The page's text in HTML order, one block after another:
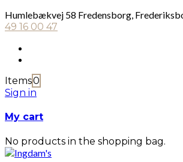
Humlebækvej 58 Fredensborg,
49 16 00 47
Items0
Sign in
My cart
No products in the shopping bag.